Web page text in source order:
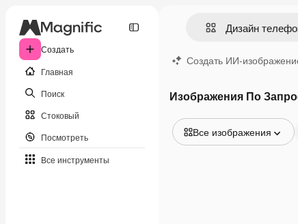
Создать
Главная
Поиск
Стоковый
Посмотреть
Все инструменты
Создать ИИ-
Изображения По
Все изображения